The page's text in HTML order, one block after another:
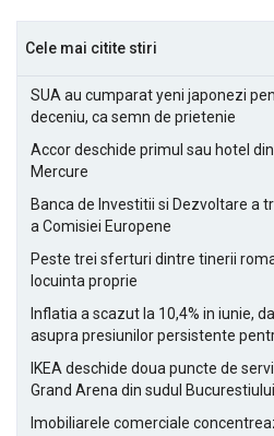
Cele mai citite stiri
SUA au cumparat yeni japonezi
deceniu, ca semn de prietenie
Accor deschide primul sau hotel
Mercure
Banca de Investitii si Dezvoltare a
a Comisiei Europene
Peste trei sferturi dintre tinerii
locuinta proprie
Inflatia a scazut la 10,4% in iunie,
asupra presiunilor persistente
IKEA deschide doua puncte de
Grand Arena din sudul Bucurestiului
Imobiliarele comerciale